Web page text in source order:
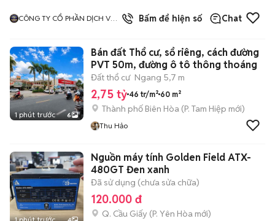
CÔNG TY CỔ PHẦN DỊCH VỤ
Bấm để hiện số Chat
1 phút trước 6
Bán đất Thổ cư, sổ riêng, cách đường
PVT 50m, đường ô tô thông thoáng
Đất thổ cư Ngang 5,7 m
2,75 tỷ 46 tr/m² 60 m²
Thành phố Biên Hòa (P. Tam Hiệp mới)
Thu Hảo
Nguồn máy tính Golden Field ATX-
480GT Đen xanh
Đã sử dụng (chưa sửa chữa)
120.000 đ
Q. Cầu Giấy (P. Yên Hòa mới)